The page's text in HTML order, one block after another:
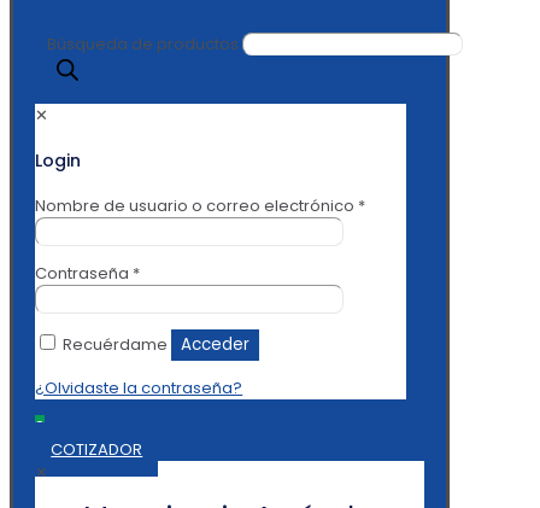
Búsqueda de productos
✕
Login
Nombre de usuario o correo electrónico *
Contraseña *
Recuérdame
Acceder
¿Olvidaste la contraseña?
0
COTIZADOR
✕